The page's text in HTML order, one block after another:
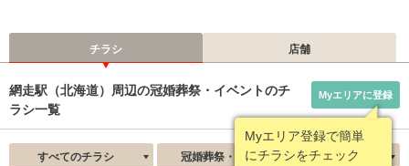
チラシ 店舗
網走駅（北海道）周辺の冠婚葬祭・イベントのチ
ラシ一覧
Myエリア登録で簡単
にチラシをチェック
Myエリアに登録
すべてのチラシ 冠婚葬祭・イベント 新着順